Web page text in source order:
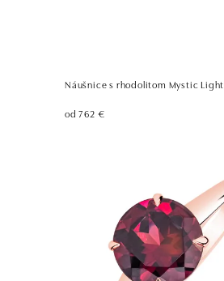
Náušnice s rhodolitom Mystic Light
od 762 €